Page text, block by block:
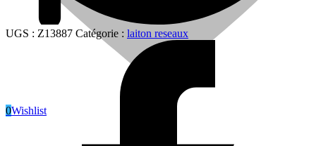
0Wishlist
UGS : Z13887 Catégorie : laiton reseaux